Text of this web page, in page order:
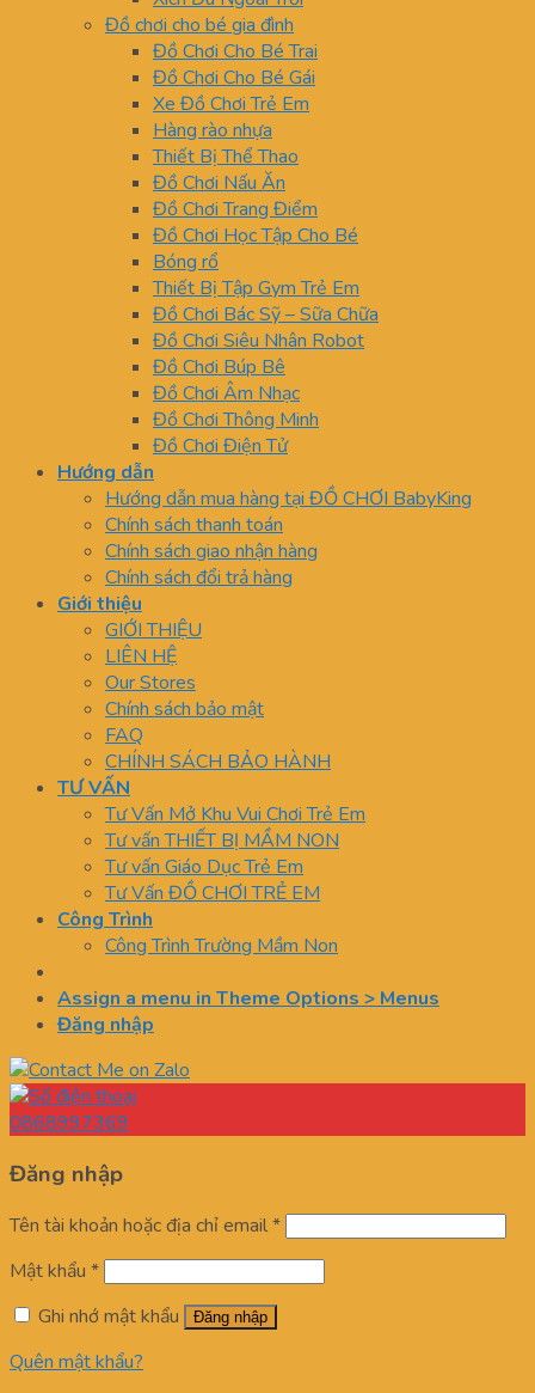
Đồ chơi cho bé gia đình
Đồ Chơi Cho Bé Trai
Đồ Chơi Cho Bé Gái
Xe Đồ Chơi Trẻ Em
Hàng rào nhựa
Thiết Bị Thể Thao
Đồ Chơi Nấu Ăn
Đồ Chơi Trang Điểm
Đồ Chơi Học Tập Cho Bé
Bóng rổ
Thiết Bị Tập Gym Trẻ Em
Đồ Chơi Bác Sỹ – Sữa Chữa
Đồ Chơi Siêu Nhân Robot
Đồ Chơi Búp Bê
Đồ Chơi Âm Nhạc
Đồ Chơi Thông Minh
Đồ Chơi Điện Tử
Hướng dẫn
Hướng dẫn mua hàng tại ĐỒ CHƠI BabyKing
Chính sách thanh toán
Chính sách giao nhận hàng
Chính sách đổi trả hàng
Giới thiệu
GIỚI THIỆU
LIÊN HỆ
Our Stores
Chính sách bảo mật
FAQ
CHÍNH SÁCH BẢO HÀNH
TƯ VẤN
Tư Vấn Mở Khu Vui Chơi Trẻ Em
Tư vấn THIẾT BỊ MẦM NON
Tư vấn Giáo Dục Trẻ Em
Tư Vấn ĐỒ CHƠI TRẺ EM
Công Trình
Công Trình Trường Mầm Non
Assign a menu in Theme Options > Menus
Đăng nhập
0868997369
Đăng nhập
Tên tài khoản hoặc địa chỉ email*
Mật khẩu *
Ghi nhớ mật khẩu
Đăng nhập
Quên mật khẩu?